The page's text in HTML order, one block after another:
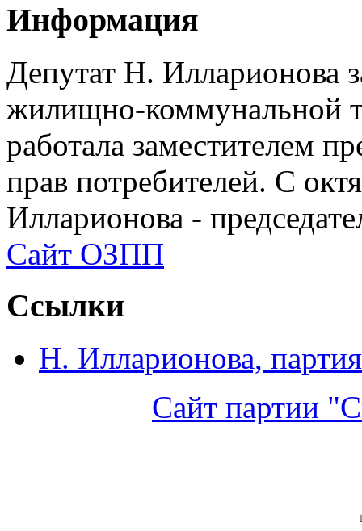
Информация
Депутат Н. Илларионова
жилищно-коммунальной
работала заместителем
прав потребителей. С
Илларионова -
Сайт ОЗПП
Ссылки
Н. Илларионова,
Сайт партии